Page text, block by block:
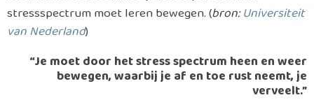
stressspectrum moet leren bewegen. (bron:Universiteit
van Nederland)
“Je moet door het stress spectrum heen en weer
bewegen, waarbij je af en toe rust neemt, je
verveelt.”